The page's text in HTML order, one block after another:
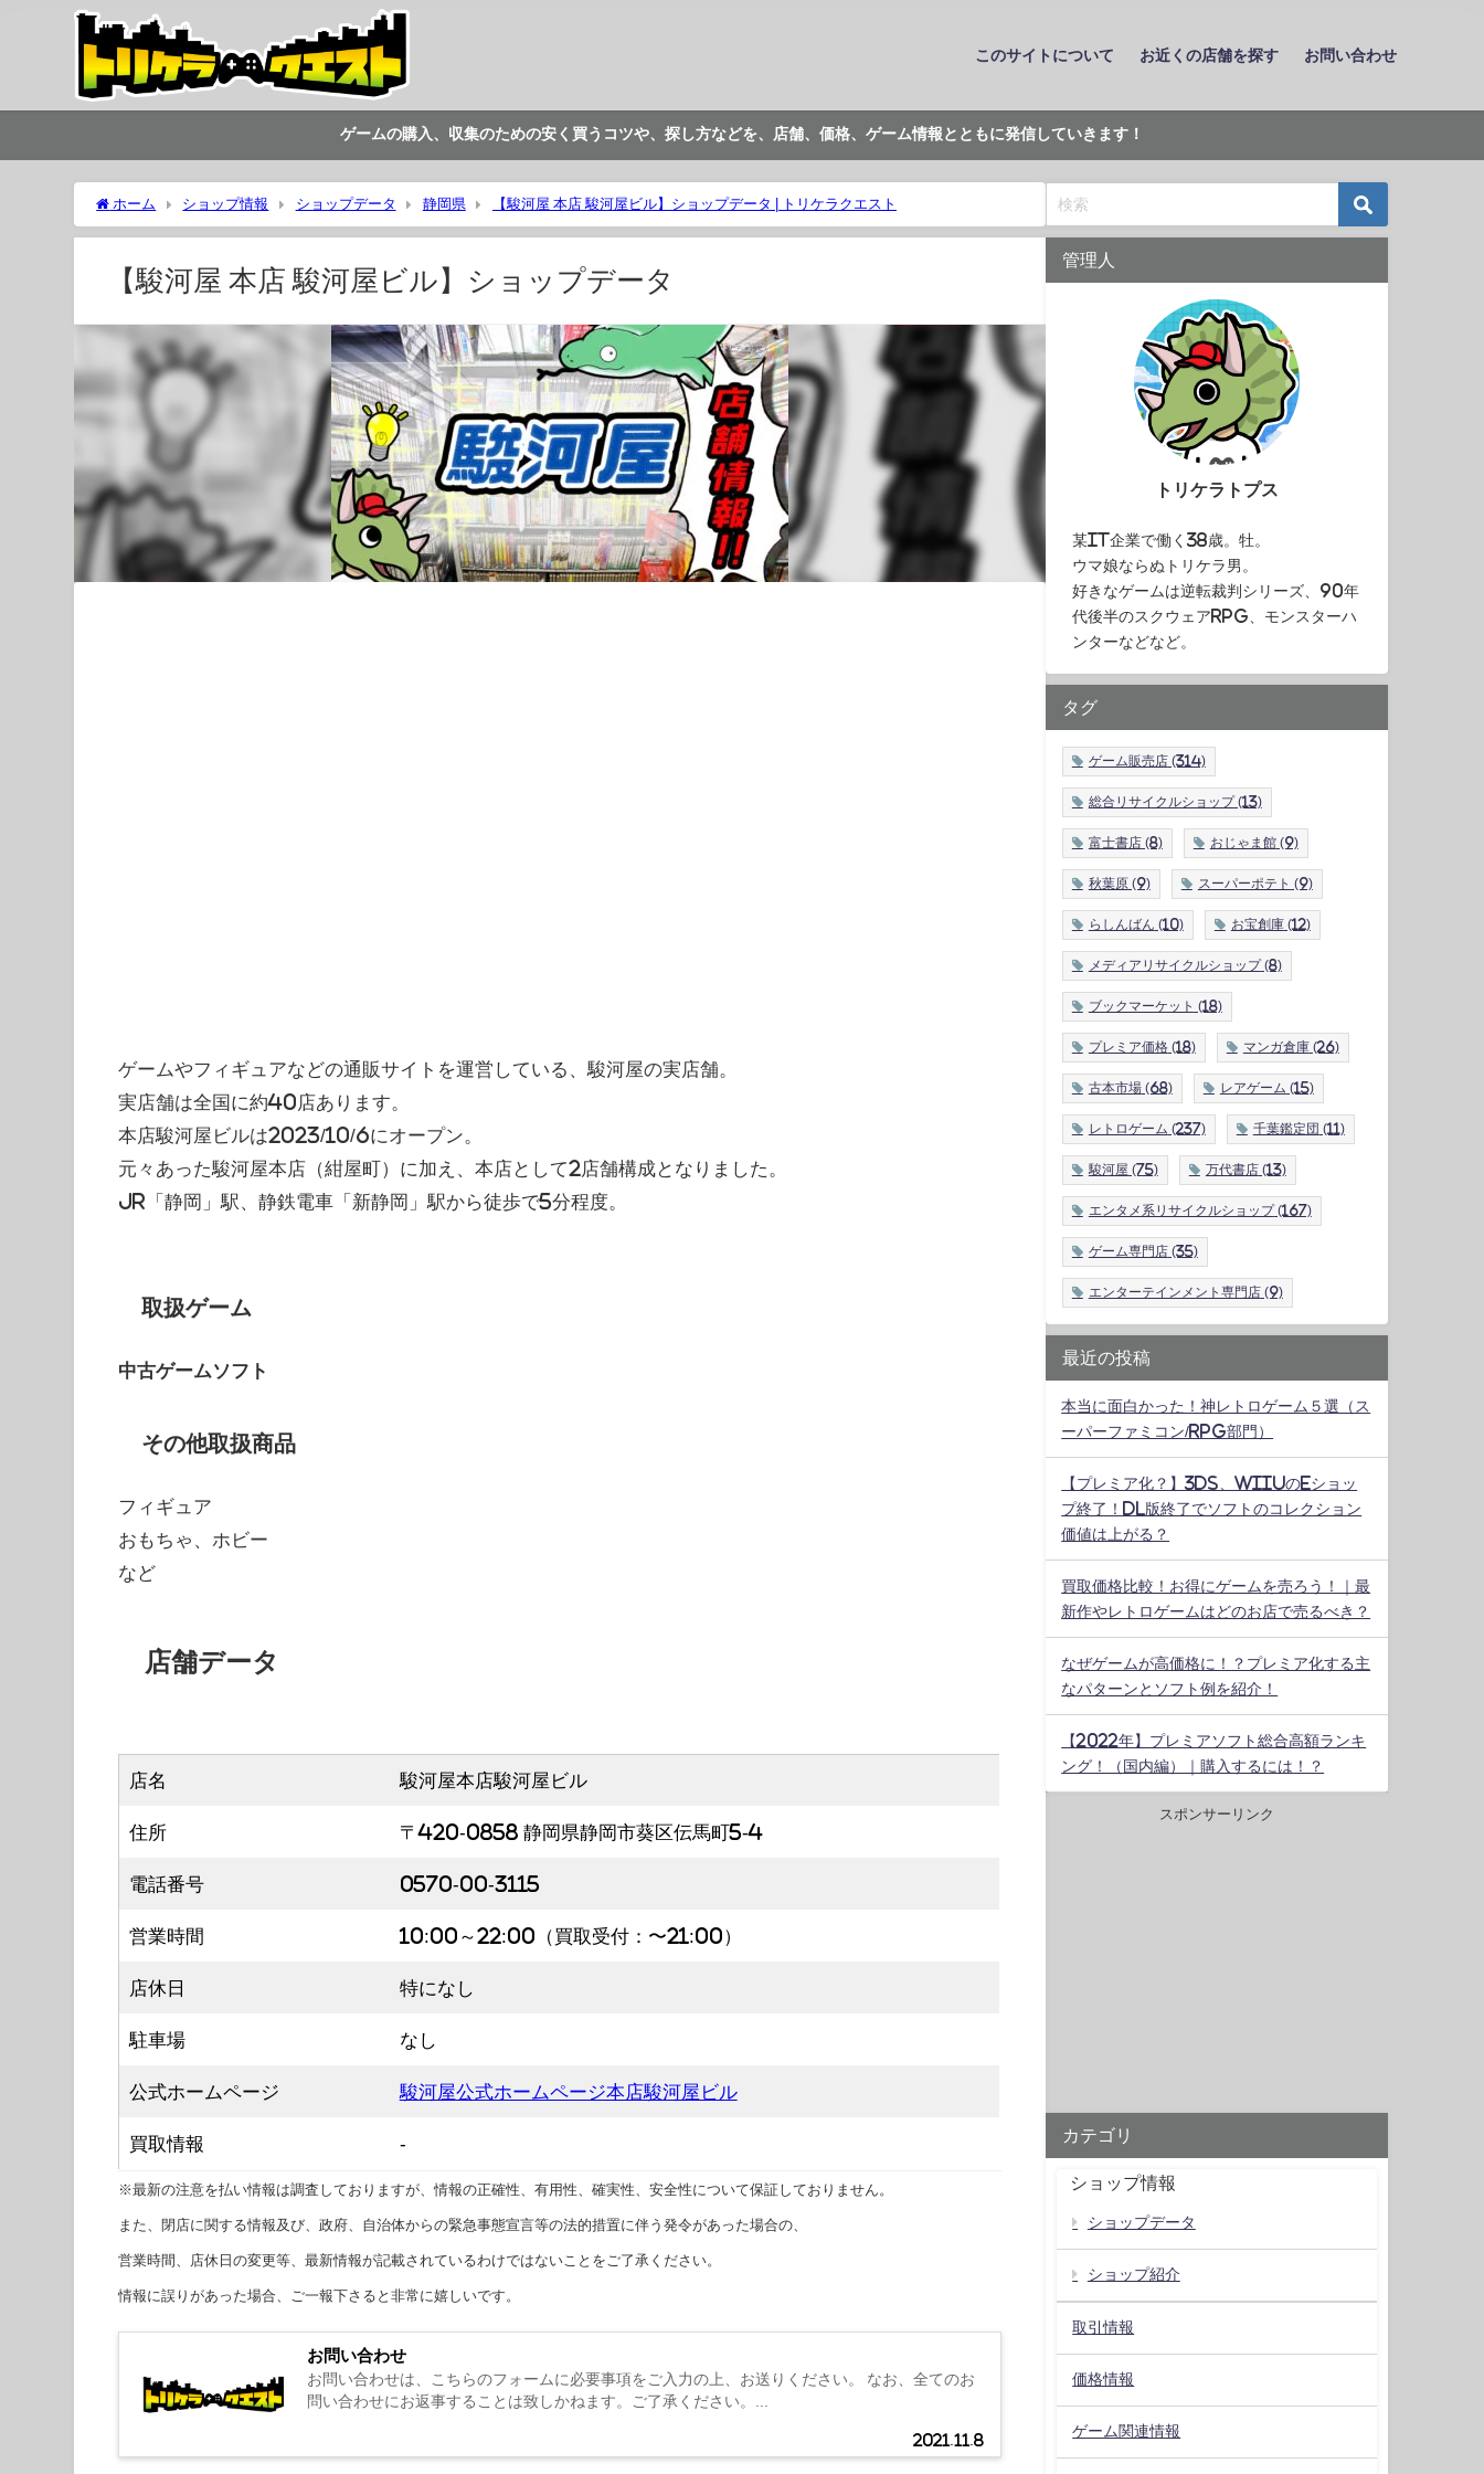
このサイトについて お近くの店舗を探す お問い合わせ
ゲームの購入、収集のための安く買うコツや、探し方などを、店舗、価格、ゲーム情報とともに発信していきます！
ホーム ショップ情報 ショップデータ 静岡県 【駿河屋 本店 駿河屋ビル】ショップデータ | トリケラクエスト
【駿河屋 本店 駿河屋ビル】ショップデータ
ゲームやフィギュアなどの通販サイトを運営している、駿河屋の実店舗。
実店舗は全国に約40店あります。
本店駿河屋ビルは2023/10/6にオープン。
元々あった駿河屋本店（紺屋町）に加え、本店として2店舗構成となりました。
JR「静岡」駅、静鉄電車「新静岡」駅から徒歩で5分程度。
取扱ゲーム
中古ゲームソフト
その他取扱商品
フィギュア
おもちゃ、ホビー
など
店舗データ
店名 駿河屋本店駿河屋ビル
住所 〒420-0858 静岡県静岡市葵区伝馬町5-4
電話番号 0570-00-3115
営業時間 10:00～22:00（買取受付：〜21:00）
店休日 特になし
駐車場 なし
公式ホームページ 駿河屋公式ホームページ本店駿河屋ビル
買取情報 -
※最新の注意を払い情報は調査しておりますが、情報の正確性、有用性、確実性、安全性について保証しておりません。
また、閉店に関する情報及び、政府、自治体からの緊急事態宣言等の法的措置に伴う発令があった場合の、
営業時間、店休日の変更等、最新情報が記載されているわけではないことをご了承ください。
情報に誤りがあった場合、ご一報下さると非常に嬉しいです。
お問い合わせ
2021.11.8
お問い合わせは、こちらのフォームに必要事項をご入力の上、お送りください。 なお、全てのお
問い合わせにお返事することは致しかねます。ご了承ください。...
管理人
トリケラトプス
某IT企業で働く38歳。牡。
ウマ娘ならぬトリケラ男。
好きなゲームは逆転裁判シリーズ、90年
代後半のスクウェアRPG、モンスターハ
ンターなどなど。
タグ
ゲーム販売店 (314)
総合リサイクルショップ(13)
富士書店 (8) おじゃま館(9)
秋葉原 (9) スーパーポテト (9)
らしんばん (10) お宝創庫 (12)
メディアリサイクルショップ(8)
ブックマーケット (18)
プレミア価格(18) マンガ倉庫 (26)
古本市場(68) レアゲーム (15)
レトロゲーム (237) 千葉鑑定団 (11)
駿河屋 (75) 万代書店 (13)
エンタメ系リサイクルショップ(167)
ゲーム専門店 (35)
エンターテインメント専門店 (9)
最近の投稿
本当に面白かった！神レトロゲーム５選（ス
ーパーファミコン/RPG部門）
【プレミア化？】3DS、WiiUのeショッ
プ終了！DL版終了でソフトのコレクション
価値は上がる？
買取価格比較！お得にゲームを売ろう！｜最
新作やレトロゲームはどのお店で売るべき？
なぜゲームが高価格に！？プレミア化する主
なパターンとソフト例を紹介！
【2022年】プレミアソフト総合高額ランキ
ング！（国内編）｜購入するには！？
スポンサーリンク
カテゴリ
ショップ情報
ショップデータ
ショップ紹介
取引情報
価格情報
ゲーム関連情報